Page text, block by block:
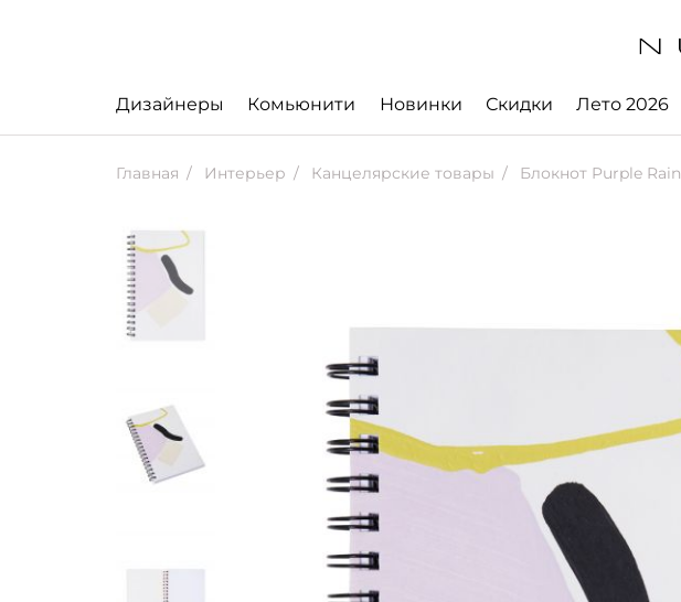
Дизайнеры Комьюнити Новинки Скидки Лето 2026
Главная Интерьер Канцелярские товары Блокнот Purple Rain